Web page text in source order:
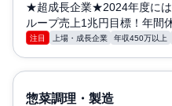
★超成長企業★2024年度に
ループ売上1兆円目標！年間
注目 上場・成長企業 年収450万以上
惣菜調理・製造